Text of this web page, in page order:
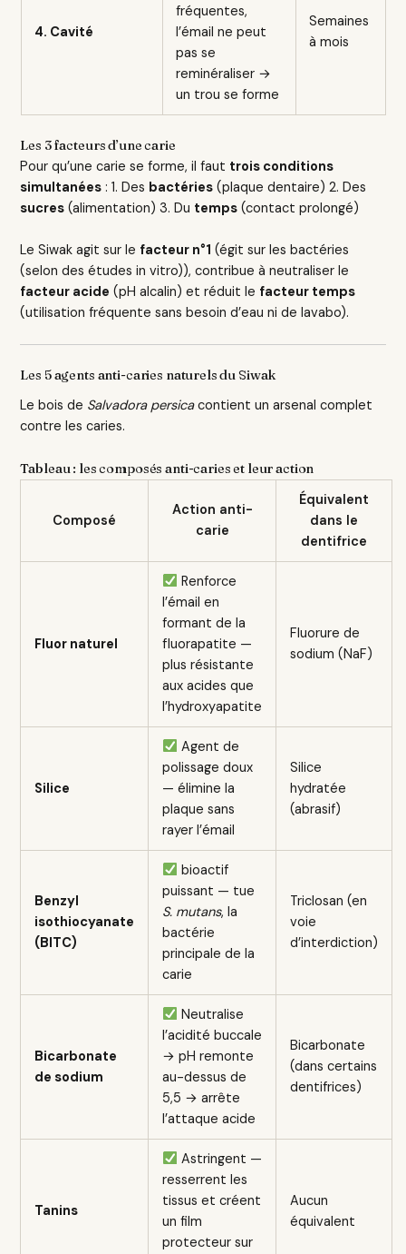
4. Cavité
fréquentes,
l’émail ne peut
pas se
reminéraliser →
un trou se forme
Semaines
à mois
Les 3 facteurs d’une carie
Pour qu’une carie se forme, il faut trois conditions
simultanées : 1. Des bactéries (plaque dentaire) 2. Des
sucres (alimentation) 3. Du temps (contact prolongé)
Le Siwak agit sur le facteur n°1 (égit sur les bactéries
(selon des études in vitro)), contribue à neutraliser le
facteur acide (pH alcalin) et réduit le facteur temps
(utilisation fréquente sans besoin d’eau ni de lavabo).
Les 5 agents anti-caries naturels du Siwak
Le bois de Salvadora persicacontient un arsenal complet
contre les caries.
Tableau : les composés anti-caries et leur action
Composé
Action anti-
carie
Équivalent
dans le
dentifrice
Fluor naturel
Renforce
l’émail en
formant de la
fluorapatite —
plus résistante
aux acides que
l’hydroxyapatite
Fluorure de
sodium (NaF)
Silice
Agent de
polissage doux
— élimine la
plaque sans
rayer l’émail
Silice
hydratée
(abrasif)
Benzyl
isothiocyanate
(BITC)
bioactif
puissant — tue
S. mutans, la
bactérie
principale de la
carie
Triclosan (en
voie
d’interdiction)
Bicarbonate
de sodium
Neutralise
l’acidité buccale
→ pH remonte
au-dessus de
5,5 → arrête
l’attaque acide
Bicarbonate
(dans certains
dentifrices)
Tanins
Astringent —
resserrent les
tissus et créent
un film
protecteur sur
Aucun
équivalent